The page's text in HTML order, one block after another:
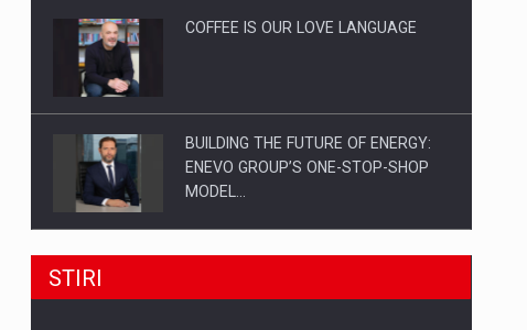
COFFEE IS OUR LOVE LANGUAGE
BUILDING THE FUTURE OF ENERGY:
ENEVO GROUP’S ONE-STOP-SHOP
MODEL…
ROOTED IN ROMANIA, BUILT TO
STIRI